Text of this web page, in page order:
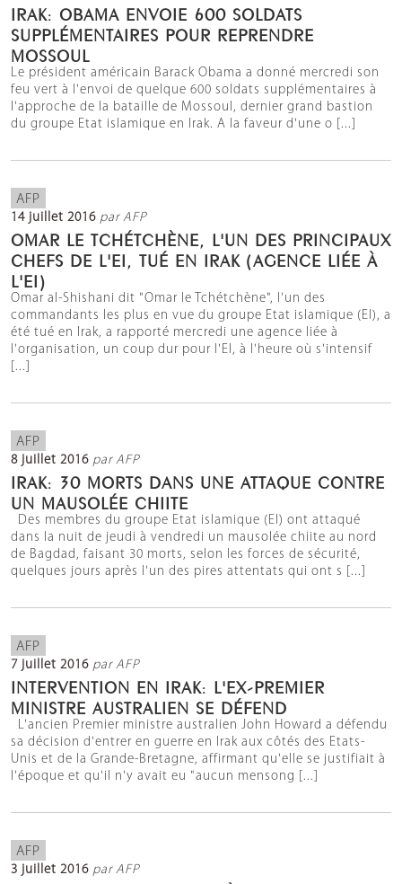
IRAK: OBAMA ENVOIE 600 SOLDATS
SUPPLÉMENTAIRES POUR REPRENDRE
MOSSOUL
Le président américain Barack Obama a donné mercredi son
feu vert à l'envoi de quelque 600 soldats supplémentaires à
l'approche de la bataille de Mossoul, dernier grand bastion
du groupe Etat islamique en Irak. A la faveur d'une o [...]
AFP
14 juillet 2016 par AFP
OMAR LE TCHÉTCHÈNE, L'UN DES PRINCIPAUX
CHEFS DE L'EI, TUÉ EN IRAK (AGENCE LIÉE À
L'EI)
Omar al-Shishani dit "Omar le Tchétchène", l'un des
commandants les plus en vue du groupe Etat islamique (EI), a
été tué en Irak, a rapporté mercredi une agence liée à
l'organisation, un coup dur pour l'EI, à l'heure où s'intensif
[...]
AFP
8 juillet 2016 par AFP
IRAK: 30 MORTS DANS UNE ATTAQUE CONTRE
UN MAUSOLÉE CHIITE
Des membres du groupe Etat islamique (EI) ont attaqué
dans la nuit de jeudi à vendredi un mausolée chiite au nord
de Bagdad, faisant 30 morts, selon les forces de sécurité,
quelques jours après l'un des pires attentats qui ont s [...]
AFP
7 juillet 2016 par AFP
INTERVENTION EN IRAK: L'EX-PREMIER
MINISTRE AUSTRALIEN SE DÉFEND
L'ancien Premier ministre australien John Howard a défendu
sa décision d'entrer en guerre en Irak aux côtés des Etats-
Unis et de la Grande-Bretagne, affirmant qu'elle se justifiait à
l'époque et qu'il n'y avait eu "aucun mensong [...]
AFP
3 juillet 2016 par AFP